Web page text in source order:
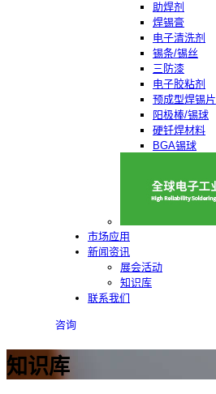
助焊剂
焊锡膏
电子清洗剂
锡条/锡丝
三防漆
电子胶粘剂
预成型焊锡片
阳极棒/锡球
硬钎焊材料
BGA锡球
市场应用
新闻资讯
展会活动
知识库
联系我们
咨询
知识库